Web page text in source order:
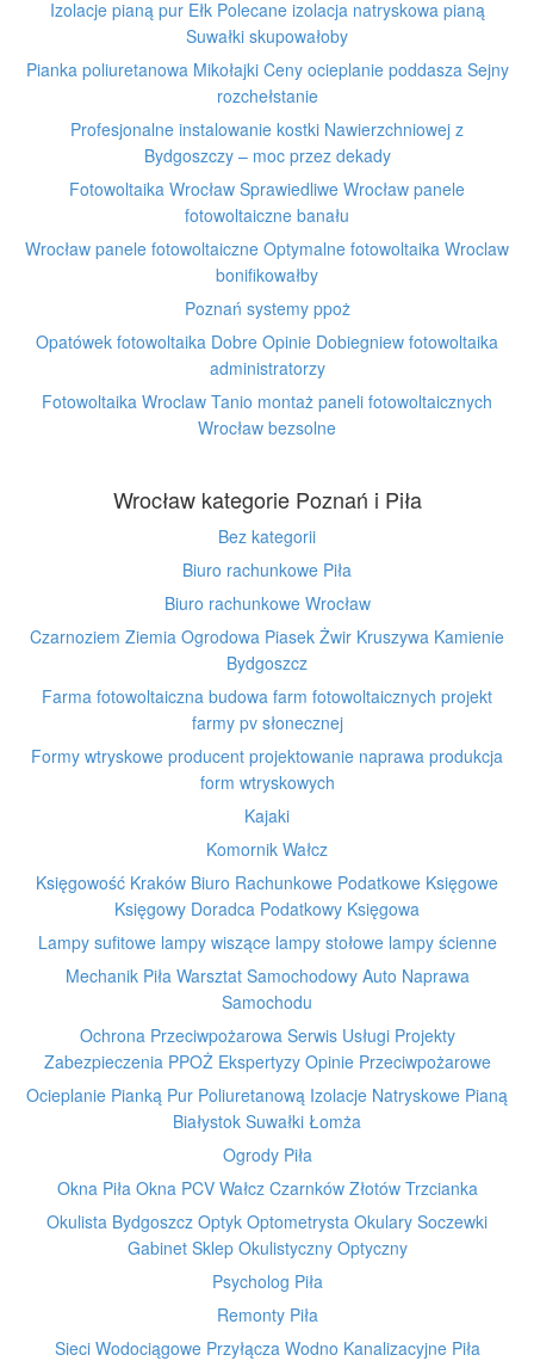
Izolacje pianą pur Ełk Polecane izolacja natryskowa pianą
Suwałki skupowałoby
Pianka poliuretanowa Mikołajki Ceny ocieplanie poddasza Sejny
rozchełstanie
Profesjonalne instalowanie kostki Nawierzchniowej z
Bydgoszczy – moc przez dekady
Fotowoltaika Wrocław Sprawiedliwe Wrocław panele
fotowoltaiczne banału
Wrocław panele fotowoltaiczne Optymalne fotowoltaika Wroclaw
bonifikowałby
Poznań systemy ppoż
Opatówek fotowoltaika Dobre Opinie Dobiegniew fotowoltaika
administratorzy
Fotowoltaika Wroclaw Tanio montaż paneli fotowoltaicznych
Wrocław bezsolne
Wrocław kategorie Poznań i Piła
Bez kategorii
Biuro rachunkowe Piła
Biuro rachunkowe Wrocław
Czarnoziem Ziemia Ogrodowa Piasek Żwir Kruszywa Kamienie
Bydgoszcz
Farma fotowoltaiczna budowa farm fotowoltaicznych projekt
farmy pv słonecznej
Formy wtryskowe producent projektowanie naprawa produkcja
form wtryskowych
Kajaki
Komornik Wałcz
Księgowość Kraków Biuro Rachunkowe Podatkowe Księgowe
Księgowy Doradca Podatkowy Księgowa
Lampy sufitowe lampy wiszące lampy stołowe lampy ścienne
Mechanik Piła Warsztat Samochodowy Auto Naprawa
Samochodu
Ochrona Przeciwpożarowa Serwis Usługi Projekty
Zabezpieczenia PPOŻ Ekspertyzy Opinie Przeciwpożarowe
Ocieplanie Pianką Pur Poliuretanową Izolacje Natryskowe Pianą
Białystok Suwałki Łomża
Ogrody Piła
Okna Piła Okna PCV Wałcz Czarnków Złotów Trzcianka
Okulista Bydgoszcz Optyk Optometrysta Okulary Soczewki
Gabinet Sklep Okulistyczny Optyczny
Psycholog Piła
Remonty Piła
Sieci Wodociągowe Przyłącza Wodno Kanalizacyjne Piła